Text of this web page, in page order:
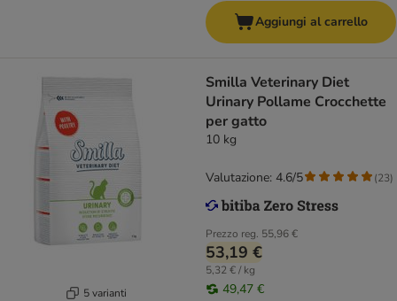
Aggiungi al carrello
5 varianti
Smilla Veterinary Diet
Urinary Pollame Crocchette
per gatto
10 kg
Prezzo reg. 55,96 €
53,19 €
5,32 € / kg
49,47 €
Valutazione: 4.6/5 (23)